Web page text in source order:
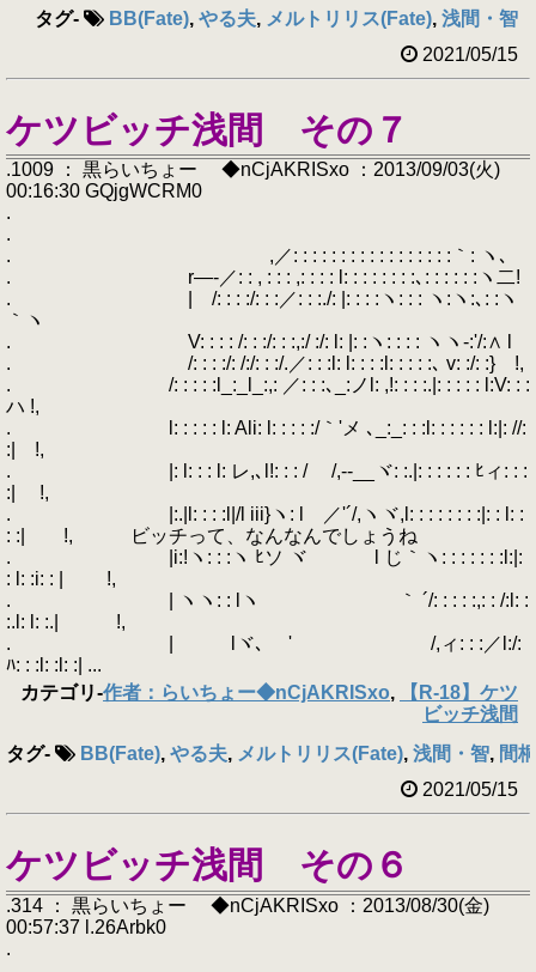
タグ- BB(Fate), やる夫, メルトリリス(Fate), 浅間・智
2021/05/15
ケツビッチ浅間 その７
.1009 ： 黒らいちょー ◆nCjAKRISxo ：2013/09/03(火)
00:16:30 GQjgWCRM0
.
.
. ,／: : : : : : : : : : : : : : : : :｀: ヽ､
. r―-／: : , : : : ,: : : : l: : : : : : : :､: : : : : :ヽ二!
. | /: : : :/: : :／: : :./: |: : : :ヽ: : : ヽ:ヽ:､: :ヽ
｀ヽ
. V: : : : /: : :/: : :,:/ :/: l: |: :ヽ: : : : ヽヽ-:'/:∧ l
. /: : : :/: /:/: : :/.／: : :l: l: : : :l: : : : :､ v: :/: :} !,
. /: : : : :l_:_l_:,: ／: : :､_:ノl: ,!: : : :.|: : : : : l:V: : :
ハ !,
. l: : : : : l: Ali: l: : : : :/｀'メ ､_:_: : :l: : : : : : l:|: //:
:| !,
. |: l: : : l: レ,､l!: : : / /,--__ヾ: :.|: : : : : : ﾋィ: : :
:| !,
. |:.|l: : : :l|/l iii}ヽ: l ／'´/,ヽヾ,l: : : : : : : :|: : l: :
: :| !, ビッチって、なんなんでしょうね
. |i:!ヽ: : :ヽ ﾋソ ヾ l じ｀ヽ: : : : : : :l:|:
: l: :i: : | !,
. | ヽヽ: : lヽ ｀ ´/: : : : :,: : /:l: :
:.l: l: :.| !,
. | lヾ､ ' /,ィ: : :／l:/:
ﾊ: : :l: :l: :| ...
カテゴリ-作者：らいちょー◆nCjAKRISxo,
【R-18】ケツ
ビッチ浅間
タグ- BB(Fate), やる夫, メルトリリス(Fate), 浅間・智, 間
2021/05/15
ケツビッチ浅間 その６
.314 ： 黒らいちょー ◆nCjAKRISxo ：2013/08/30(金)
00:57:37 l.26Arbk0
.